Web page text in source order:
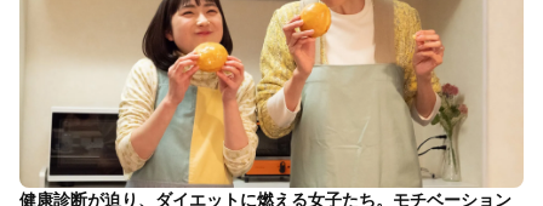
健康診断が迫り、ダイエットに燃える女子たち。モチベーション